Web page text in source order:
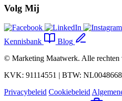
Volg Mij
Kennisbank
Blog
© Marketing Maatwerk. Alle rechten
KVK: 91114551 | BTW:
Privacybeleid Cookiebeleid